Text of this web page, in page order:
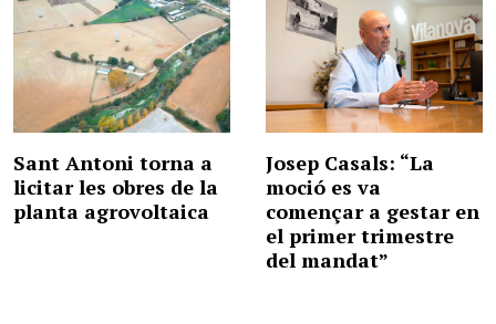
Sant Antoni torna a
licitar les obres de la
planta agrovoltaica
Josep Casals: “La
moció es va
començar a gestar en
el primer trimestre
del mandat”